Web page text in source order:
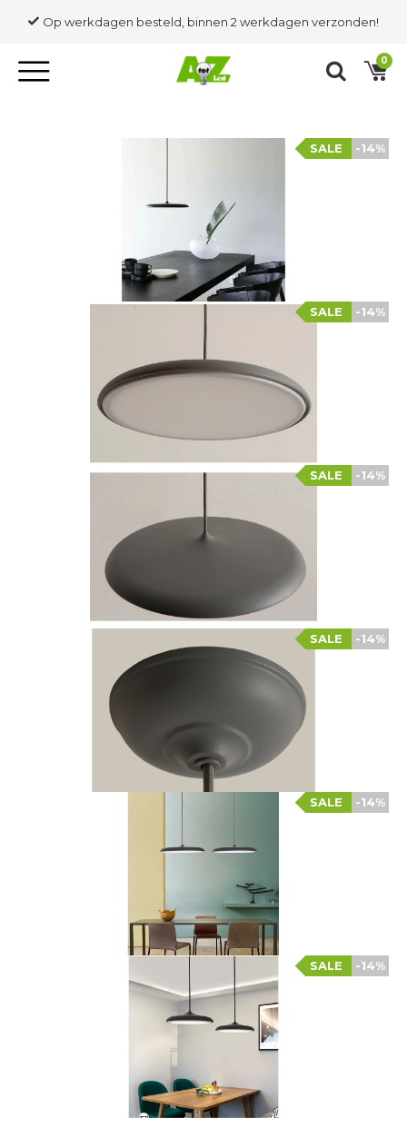
Op werkdagen besteld, binnen 2 werkdagen verzonden!
0
-14%
SALE
-14%
SALE
-14%
SALE
-14%
SALE
-14%
SALE
-14%
SALE